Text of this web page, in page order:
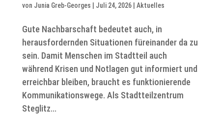
von Junia Greb-Georges Juli 24, 2026| Aktuelles
Gute Nachbarschaft bedeutet auch, in
herausfordernden Situationen füreinander da zu
sein. Damit Menschen im Stadtteil auch
während Krisen und Notlagen gut informiert und
erreichbar bleiben, braucht es funktionierende
Kommunikationswege. Als Stadtteilzentrum
Steglitz...